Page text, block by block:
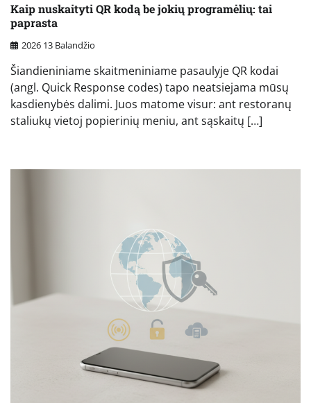
Kaip nuskaityti QR kodą be jokių programėlių: tai
paprasta
2026 13 Balandžio
Šiandieniniame skaitmeniniame pasaulyje QR kodai
(angl. Quick Response codes) tapo neatsiejama mūsų
kasdienybės dalimi. Juos matome visur: ant restoranų
staliukų vietoj popierinių meniu, ant sąskaitų […]